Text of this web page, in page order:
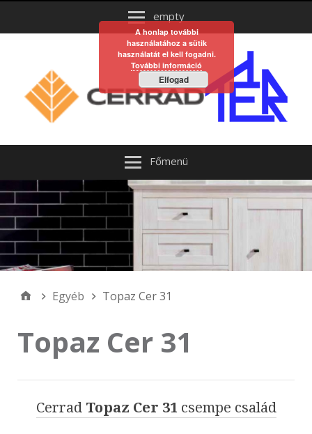
empty
Főmenü
Egyéb Topaz Cer 31
Topaz Cer 31
Cerrad Topaz Cer 31 csempe család
A honlap további
használatához a sütik
használatát el kell fogadni.
További információ
Elfogad